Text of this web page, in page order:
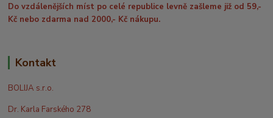
Do vzdálenějších míst po celé republice levně zašleme již od 59,-
Kč nebo zdarma nad 2000,- Kč nákupu.
Kontakt
BOLIJA s.r.o.
Dr. Karla Farského 278